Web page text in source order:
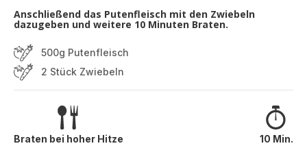
Anschließend das Putenfleisch mit den Zwiebeln
dazugeben und weitere 10 Minuten Braten.
500g Putenfleisch
2 Stück Zwiebeln
Braten bei hoher Hitze 10 Min.